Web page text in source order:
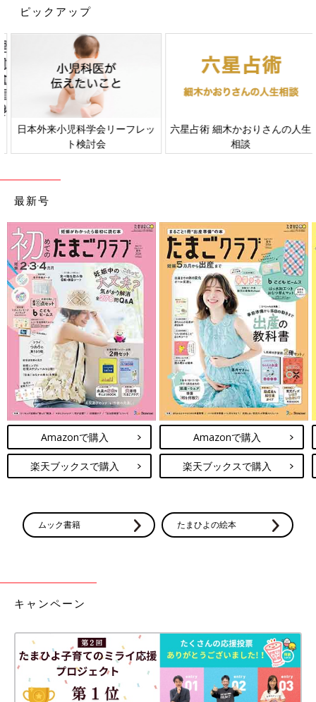
ピックアップ
日本外来小児科学会リーフレッ
ト検討会
六星占術 細木かおりさんの人生
相談
最新号
Amazonで購入
楽天ブックスで購入
Amazonで購入
楽天ブックスで購入
ムック書籍 たまひよの絵本
キャンペーン